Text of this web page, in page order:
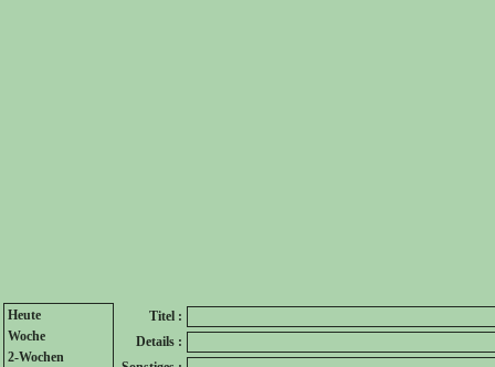
Heute
Woche
2-Wochen
Titel :
Details :